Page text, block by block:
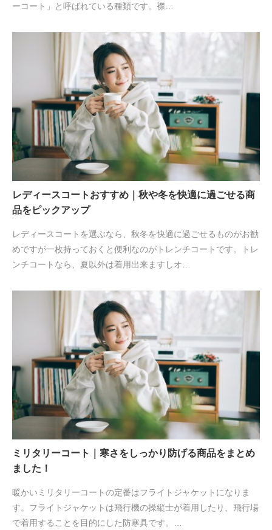
ーコート」と呼ばれている種類です。襟…
レディースコートおすすめ｜秋や冬を快適に過ごせる商
品をピックアップ
レディースコートを選ぶなら、秋冬を快適に過ごせるものがお勧
めですが一枚持っておくと便利なのがトレンチコートです。トレ
ンチコートなら、夏以外は着用出来ますしオ…
ミリタリーコート｜寒さをしっかり防げる商品をまとめ
ました！
暖かいミリタリーコートの定番はフライトジャケットになりま
す。フライトジャケットは飛行機の操縦士が着用したり、飛行場
で着用することを目的にした防寒具です。…